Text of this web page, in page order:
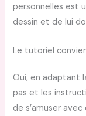
personnelles est
dessin et de lui
Le tutoriel
Oui, en adaptant
pas et les
de s’amuser